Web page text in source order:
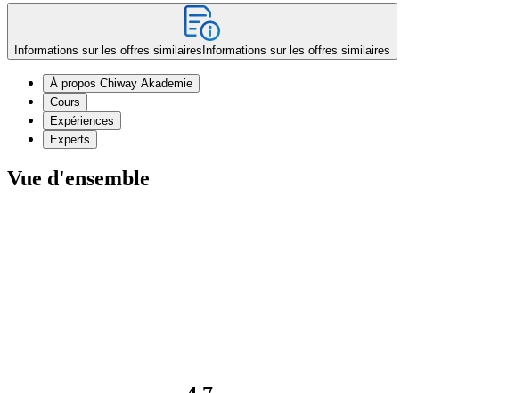
Informations sur les offres similaires Informations sur les offres similaires
À propos Chiway Akademie
Cours
Expériences
Experts
Vue d'ensemble